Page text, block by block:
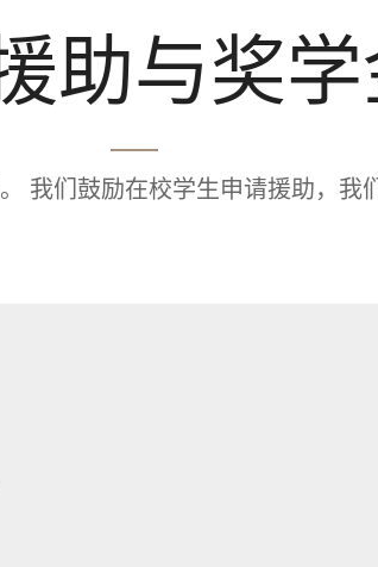
助与奖
我们鼓励在校学生申请援助，我